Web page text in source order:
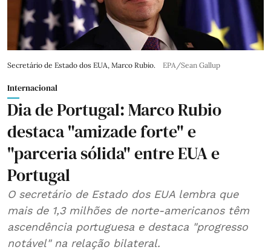
Secretário de Estado dos EUA, Marco Rubio. EPA/Sean Gallup
Internacional
Dia de Portugal: Marco Rubio
destaca "amizade forte" e
"parceria sólida" entre EUA e
Portugal
O secretário de Estado dos EUA lembra que
mais de 1,3 milhões de norte-americanos têm
ascendência portuguesa e destaca "progresso
notável" na relação bilateral.